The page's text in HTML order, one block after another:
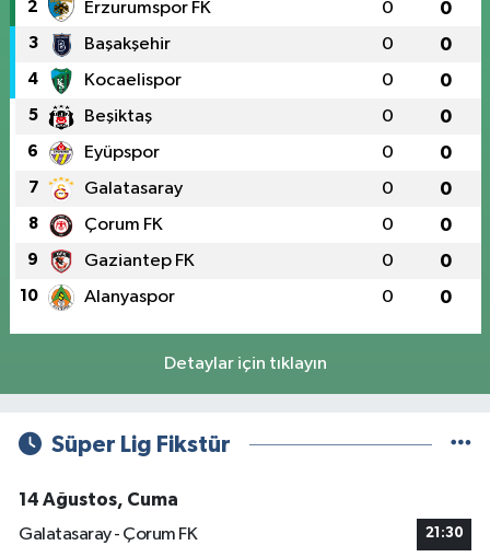
2 Erzurumspor FK 0 0
3 Başakşehir 0 0
4 Kocaelispor 0 0
5 Beşiktaş 0 0
6 Eyüpspor 0 0
7 Galatasaray 0 0
8 Çorum FK 0 0
9 Gaziantep FK 0 0
10 Alanyaspor 0 0
Detaylar için tıklayın
Süper Lig Fikstür
14 Ağustos, Cuma
Galatasaray - Çorum FK
21:30